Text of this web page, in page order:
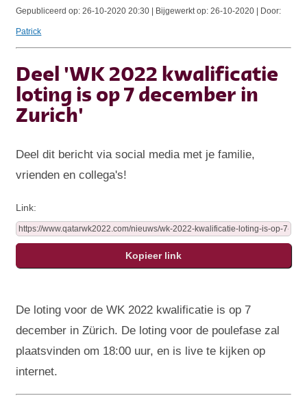
Gepubliceerd op: 26-10-2020 20:30 | Bijgewerkt op: 26-10-2020 | Door:
Patrick
Deel 'WK 2022 kwalificatie
loting is op 7 december in
Zurich'
Deel dit bericht via social media met je familie,
vrienden en collega's!
Link:
De loting voor de WK 2022 kwalificatie is op 7
december in Zürich. De loting voor de poulefase zal
plaatsvinden om 18:00 uur, en is live te kijken op
internet.